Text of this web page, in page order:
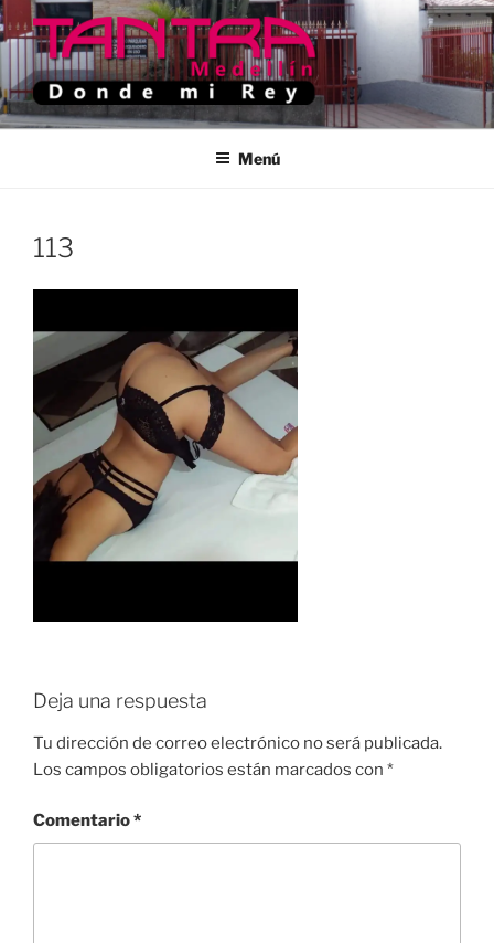
Saltar
al
contenido
TANTRA MEDELLIN
Donde Mi Rey
Menú
113
Deja una respuesta
Tu dirección de correo electrónico no será publicada.
Los campos obligatorios están marcados con *
Comentario*